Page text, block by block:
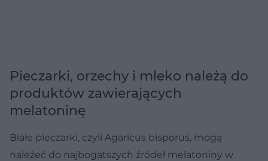
Pieczarki, orzechy i mleko należą do
produktów zawierających
melatoninę
Białe pieczarki, czyli Agaricus bisporus, mogą
należeć do najbogatszych źródeł melatoniny w